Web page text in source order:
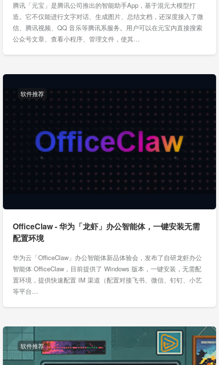
腾讯「元宝」是腾讯公司推出的智能助手App，基于混元大模型打
造。它不仅能进行文字对话、生成图片、总结文档，还深度接入了微
信、腾讯视频、QQ 音乐等腾讯系服务。用户可以在元宝内直接搜索
公众号文章、查看小程序、管理文件，使其…
软件推荐
OfficeClaw - 华为「龙虾」办公智能体，一键安装无需
配置环境
华为云「OfficeClaw」办公智能体新品体验会，发布了自研龙虾办公
智能体 OfficeClaw，目前提供了 Windows 版本，一键安装，无需配
置环境，提供快速配置 IM 渠道（配置对接飞书、微信、钉钉、小艺
等平台…
软件推荐